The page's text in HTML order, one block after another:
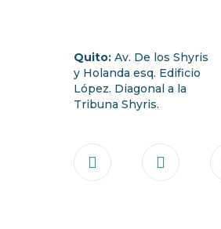
Quito: Av. De los Shyris
y Holanda esq. Edificio
López. Diagonal a la
Tribuna Shyris.